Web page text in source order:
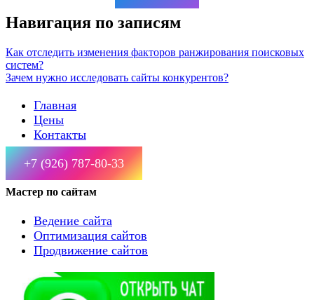
Навигация по записям
Как отследить изменения факторов ранжирования поисковых
систем?
Зачем нужно исследовать сайты конкурентов?
Главная
Цены
Контакты
+7 (926) 787-80-33
Мастер по сайтам
Ведение сайта
Оптимизация сайтов
Продвижение сайтов